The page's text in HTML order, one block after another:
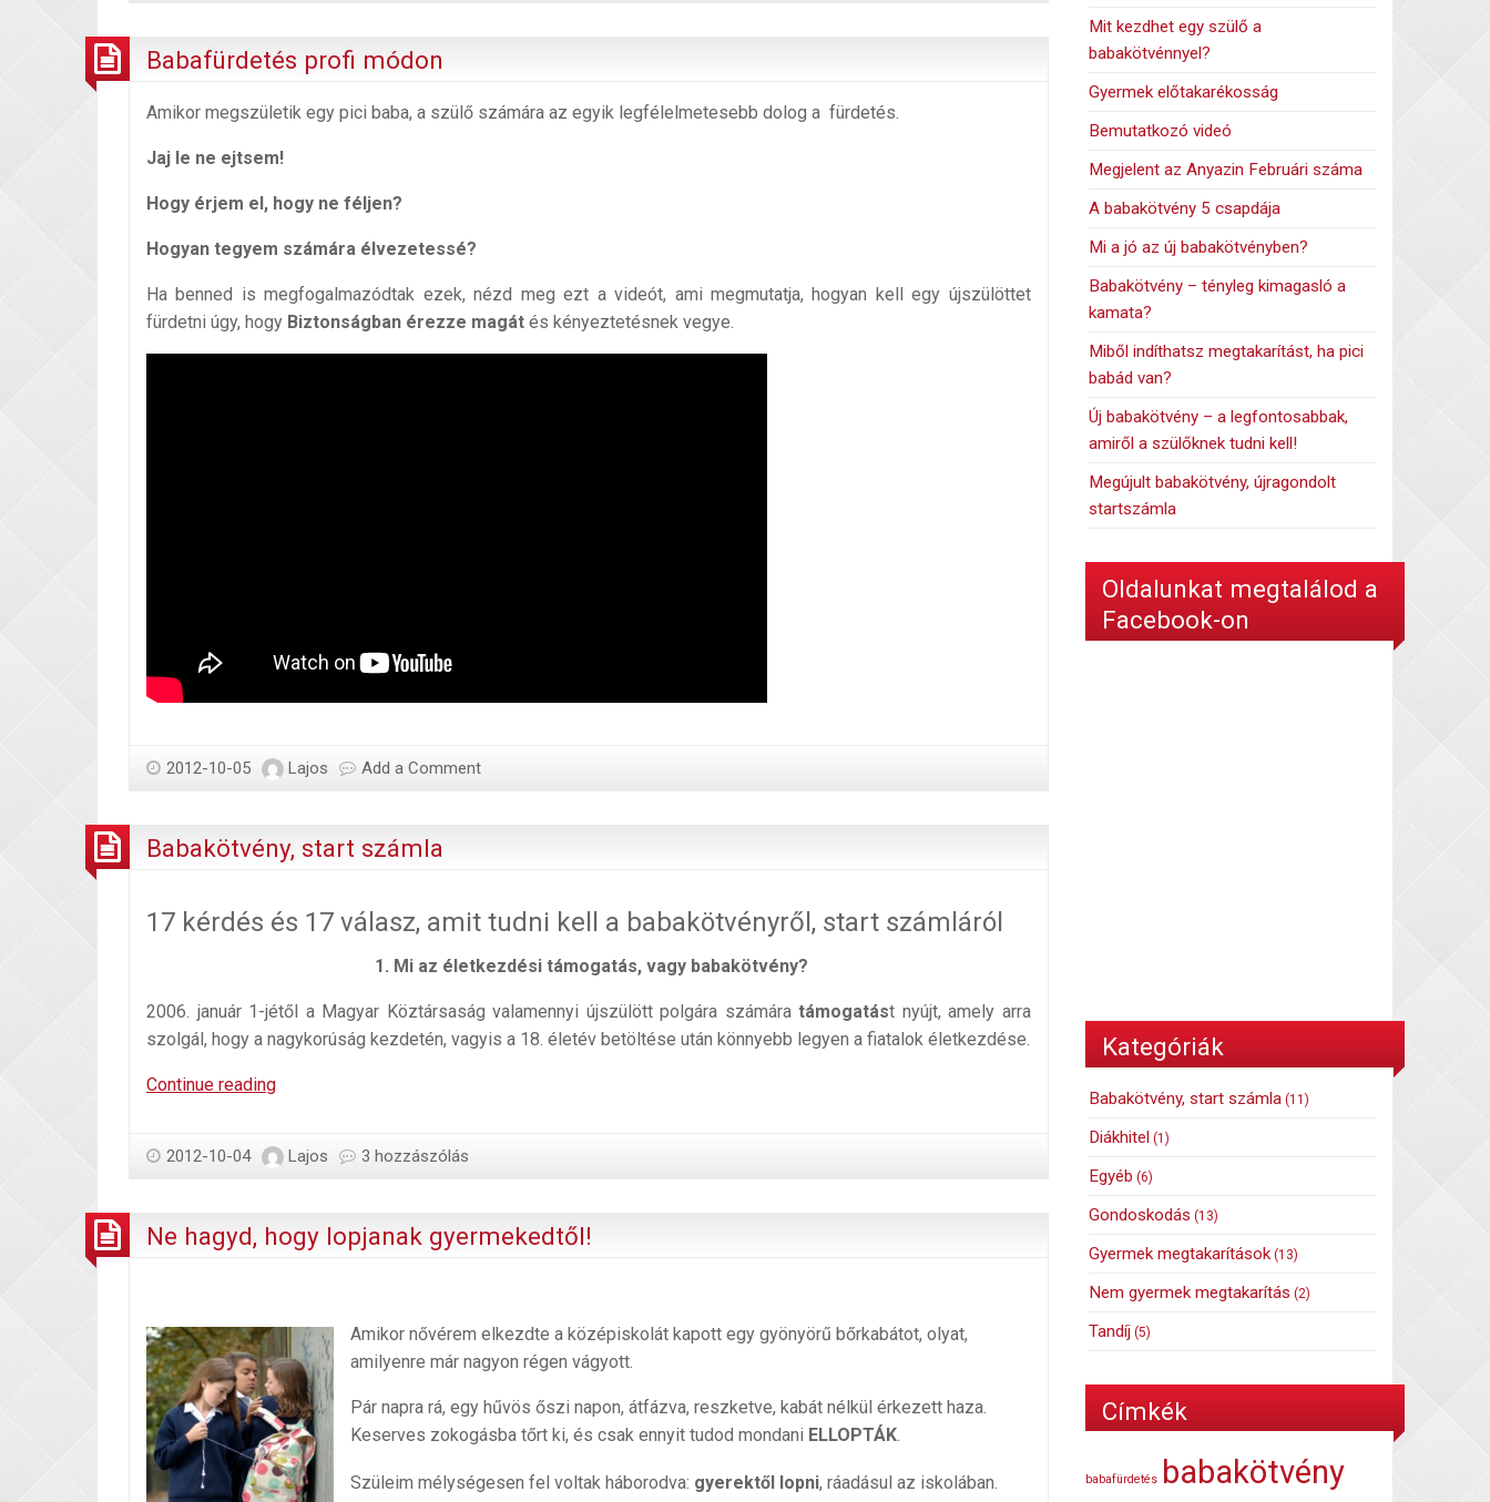
Babafürdetés profi módon
Amikor megszületik egy pici baba, a szülő számára az egyik legfélelmetesebb dolog a fürdetés.
Jaj le ne ejtsem!
Hogy érjem el, hogy ne féljen?
Hogyan tegyem számára élvezetessé?
Ha benned is megfogalmazódtak ezek, nézd meg ezt a videót, ami megmutatja, hogyan kell egy újszülöttet
fürdetni úgy, hogy Biztonságban érezze magát és kényeztetésnek vegye.
2012-10-05 Lajos Add a Comment
Babakötvény, start számla
17 kérdés és 17 válasz, amit tudni kell a babakötvényről, start számláról
1. Mi az életkezdési támogatás, vagy babakötvény?
2006. január 1-jétől a Magyar Köztársaság valamennyi újszülött polgára számáratámogatást nyújt, amely arra
szolgál, hogy a nagykorúság kezdetén, vagyis a 18. életév betöltése után könnyebb legyen a fiatalok életkezdése.
Continue readingBabakötvény,
2012-10-04 Lajos 3 hozzászólás
Ne hagyd, hogy lopjanak gyermekedtől!
Amikor nővérem elkezdte a középiskolát kapott egy gyönyörű bőrkabátot, olyat,
amilyenre már nagyon régen vágyott.
Pár napra rá, egy hűvös őszi napon, átfázva, reszketve, kabát nélkül érkezett haza.
Keserves zokogásba tőrt ki, és csak ennyit tudod mondani ELLOPTÁK.
Szüleim mélységesen fel voltak háborodva: gyerektől lopni, ráadásul az iskolában.
Mit kezdhet egy szülő a
babakötvénnyel?
Gyermek előtakarékosság
Bemutatkozó videó
Megjelent az Anyazin Februári száma
A babakötvény 5 csapdája
Mi a jó az új babakötvényben?
Babakötvény – tényleg kimagasló a
kamata?
Miből indíthatsz megtakarítást, ha pici
babád van?
Új babakötvény – a legfontosabbak,
amiről a szülőknek tudni kell!
Megújult babakötvény, újragondolt
startszámla
Oldalunkat megtalálod a
Facebook-on
Kategóriák
Babakötvény, start számla (11)
Diákhitel (1)
Egyéb (6)
Gondoskodás (13)
Gyermek megtakarítások (13)
Nem gyermek megtakarítás (2)
Tandíj (5)
Címkék
babafürdetés babakötvény